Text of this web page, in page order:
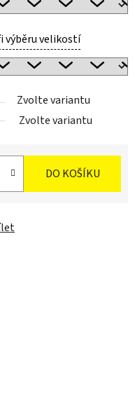
výběru velikostí
Zvolte variantu
Zvolte variantu
DO KOŠÍKU